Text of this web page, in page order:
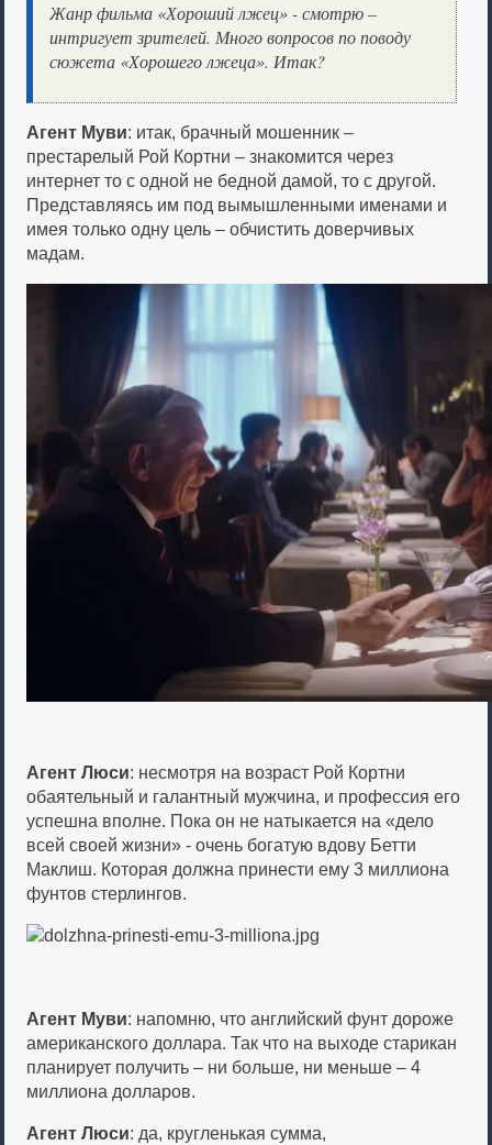
Жанр фильма «Хороший лжец» - смотрю –
интригует зрителей. Много вопросов по поводу
сюжета «Хорошего лжеца». Итак?
Агент Муви: итак, брачный мошенник –
престарелый Рой Кортни – знакомится через
интернет то с одной не бедной дамой, то с другой.
Представляясь им под вымышленными именами и
имея только одну цель – обчистить доверчивых
мадам.
Агент Люси: несмотря на возраст Рой Кортни
обаятельный и галантный мужчина, и профессия его
успешна вполне. Пока он не натыкается на «дело
всей своей жизни» - очень богатую вдову Бетти
Маклиш. Которая должна принести ему 3 миллиона
фунтов стерлингов.
Агент Муви: напомню, что английский фунт дороже
американского доллара. Так что на выходе старикан
планирует получить – ни больше, ни меньше – 4
миллиона долларов.
Агент Люси: да, кругленькая сумма,